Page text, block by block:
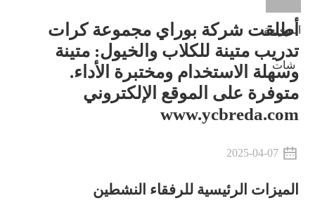
أطلقت شركة بوراي مجموعة كرات
تدريب متينة للكلاب والخيول: متينة
وسهلة الاستخدام ومختبرة الأداء.
متوفرة على الموقع الإلكتروني
www.ycbreda.com
2025-04-07
الميزات الرئيسية للرفقاء النشطين